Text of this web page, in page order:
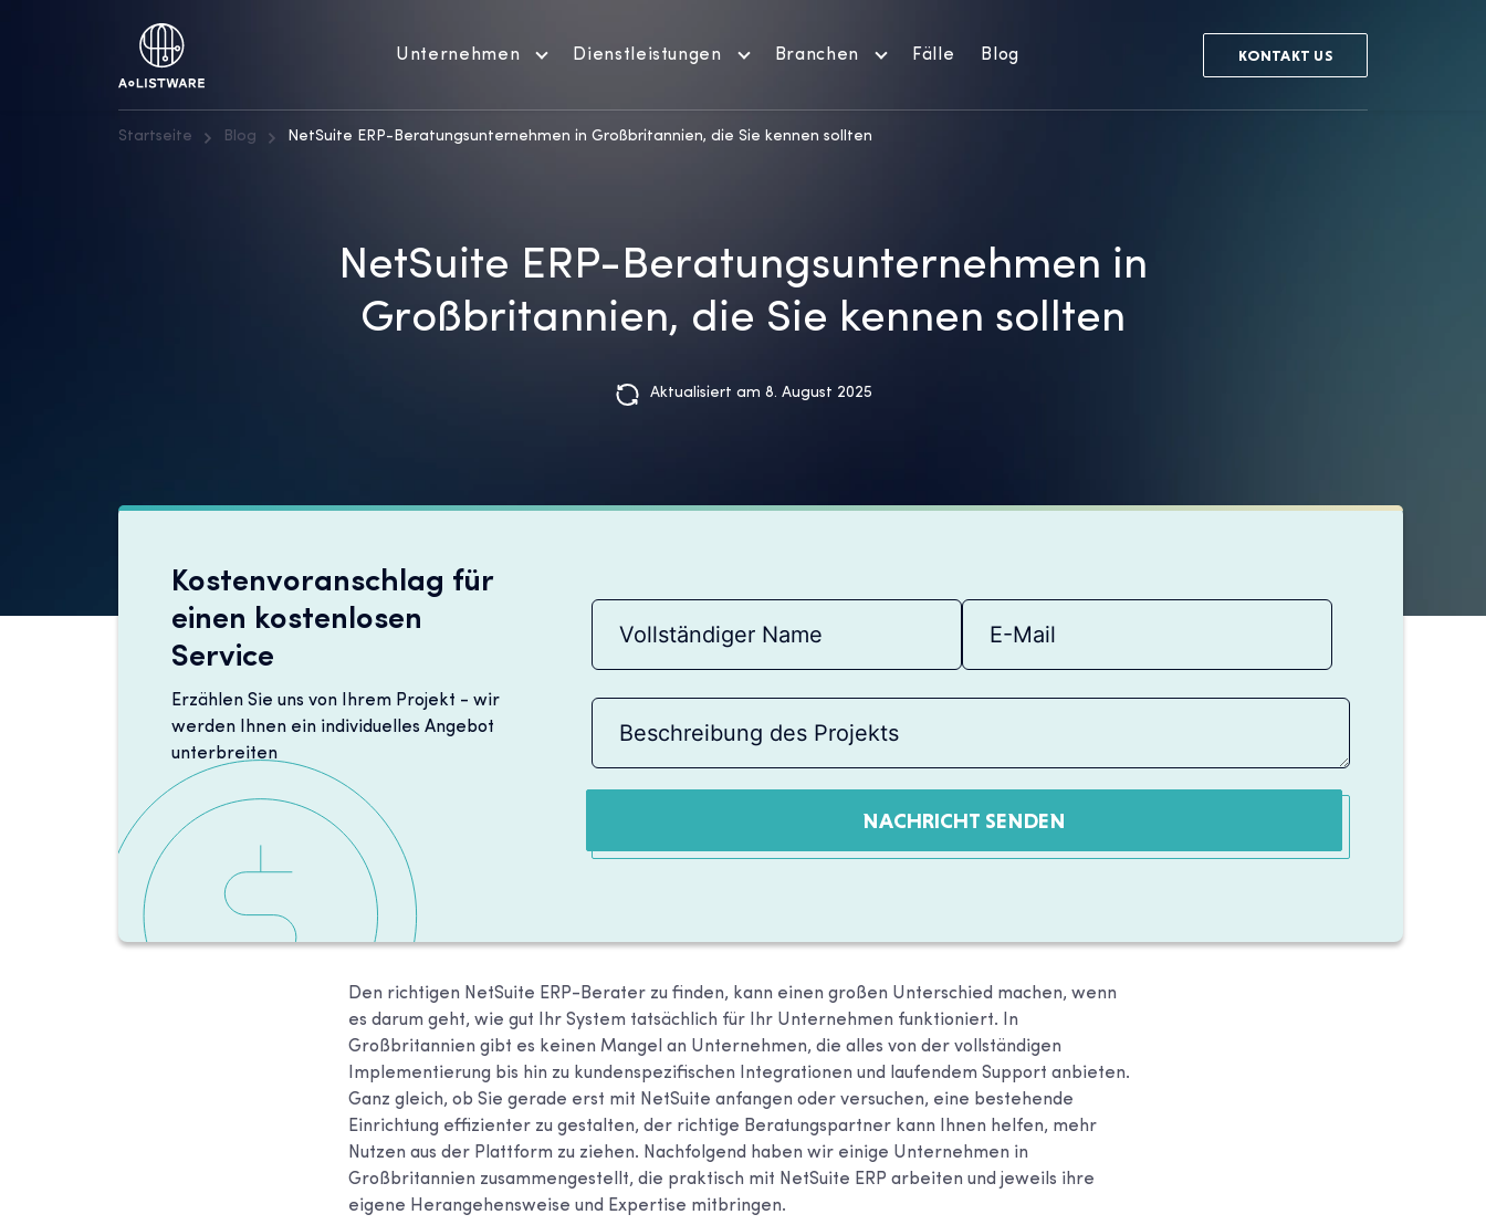
Unternehmen Dienstleistungen Branchen Fälle Blog KONTAKT US
Startseite Blog NetSuite ERP-Beratungsunternehmen in Großbritannien, die Sie kennen sollten
NetSuite ERP-Beratungsunternehmen in
Großbritannien, die Sie kennen sollten
Aktualisiert am 8. August 2025
Kostenvoranschlag für
einen kostenlosen
Service
Erzählen Sie uns von Ihrem Projekt - wir
werden Ihnen ein individuelles Angebot
unterbreiten
NACHRICHT SENDEN
Den richtigen NetSuite ERP-Berater zu finden, kann einen großen Unterschied machen, wenn
es darum geht, wie gut Ihr System tatsächlich für Ihr Unternehmen funktioniert. In
Großbritannien gibt es keinen Mangel an Unternehmen, die alles von der vollständigen
Implementierung bis hin zu kundenspezifischen Integrationen und laufendem Support anbieten.
Ganz gleich, ob Sie gerade erst mit NetSuite anfangen oder versuchen, eine bestehende
Einrichtung effizienter zu gestalten, der richtige Beratungspartner kann Ihnen helfen, mehr
Nutzen aus der Plattform zu ziehen. Nachfolgend haben wir einige Unternehmen in
Großbritannien zusammengestellt, die praktisch mit NetSuite ERP arbeiten und jeweils ihre
eigene Herangehensweise und Expertise mitbringen.